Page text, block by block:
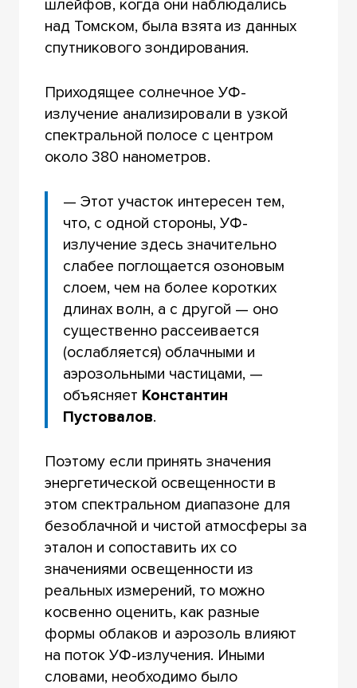
шлейфов, когда они наблюдались
над Томском, была взята из данных
спутникового зондирования.
Приходящее солнечное УФ-
излучение анализировали в узкой
спектральной полосе с центром
около 380 нанометров.
— Этот участок интересен тем,
что, с одной стороны, УФ-
излучение здесь значительно
слабее поглощается озоновым
слоем, чем на более коротких
длинах волн, а с другой — оно
существенно рассеивается
(ослабляется) облачными и
аэрозольными частицами, —
объясняет Константин
Пустовалов.
Поэтому если принять значения
энергетической освещенности в
этом спектральном диапазоне для
безоблачной и чистой атмосферы за
эталон и сопоставить их со
значениями освещенности из
реальных измерений, то можно
косвенно оценить, как разные
формы облаков и аэрозоль влияют
на поток УФ-излучения. Иными
словами, необходимо было